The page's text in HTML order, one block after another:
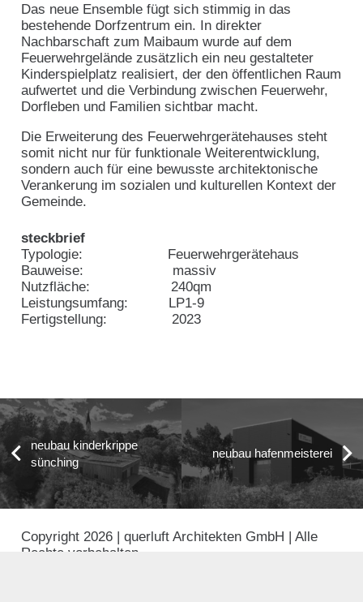
Das neue Ensemble fügt sich stimmig in das
bestehende Dorfzentrum ein. In direkter
Nachbarschaft zum Maibaum wurde auf dem
Feuerwehrgelände zusätzlich ein neu gestalteter
Kinderspielplatz realisiert, der den öffentlichen Raum
aufwertet und die Verbindung zwischen Feuerwehr,
Dorfleben und Familien sichtbar macht.
Die Erweiterung des Feuerwehrgerätehauses steht
somit nicht nur für funktionale Weiterentwicklung,
sondern auch für eine bewusste architektonische
Verankerung im sozialen und kulturellen Kontext der
Gemeinde.
steckbrief
Typologie: Feuerwehrgerätehaus
Bauweise: massiv
Nutzfläche: 240qm
Leistungsumfang: LP1-9
Fertigstellung: 2023
neubau kinderkrippe
sünching
neubau hafenmeisterei
Copyright 2026 | querluft Architekten GmbH | Alle
Rechte vorbehalten.